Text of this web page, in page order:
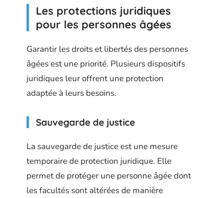
Les protections juridiques
pour les personnes âgées
Garantir les droits et libertés des personnes
âgées est une priorité. Plusieurs dispositifs
juridiques leur offrent une protection
adaptée à leurs besoins.
Sauvegarde de justice
La sauvegarde de justice est une mesure
temporaire de protection juridique. Elle
permet de protéger une personne âgée dont
les facultés sont altérées de manière